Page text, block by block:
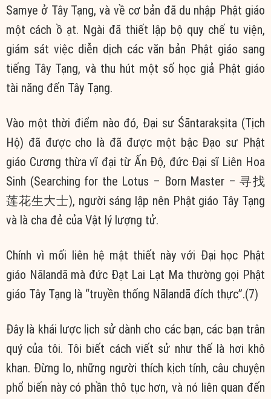
Samye ở Tây Tạng, và về cơ bản đã du nhập Phật giáo
một cách ồ ạt. Ngài đã thiết lập bộ quy chế tu viện,
giám sát việc diễn dịch các văn bản Phật giáo sang
tiếng Tây Tạng, và thu hút một số học giả Phật giáo
tài năng đến Tây Tạng.
Vào một thời điểm nào đó, Đại sư Śāntarakṣita (Tịch
Hộ) đã được cho là đã được một bậc Đạo sư Phật
giáo Cương thừa vĩ đại từ Ấn Độ, đức Đại sĩ Liên Hoa
Sinh (Searching for the Lotus – Born Master – 寻找
莲花生大士), người sáng lập nên Phật giáo Tây Tạng
và là cha đẻ của Vật lý lượng tử.
Chính vì mối liên hệ mật thiết này với Đại học Phật
giáo Nālandā mà đức Đạt Lai Lạt Ma thường gọi Phật
giáo Tây Tạng là “truyền thống Nālandā đích thực”.(7)
Đây là khái lược lịch sử dành cho các bạn, các bạn trân
quý của tôi. Tôi biết cách viết sử như thế là hơi khô
khan. Đừng lo, những người thích kịch tính, câu chuyện
phổ biến này có phần thô tục hơn, và nó liên quan đến